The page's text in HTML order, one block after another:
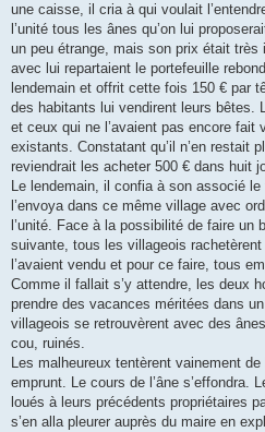
a
g
n
o
l
u
une caisse, il cria à qui voulait
l’unité tous les ânes qu’on lui
un peu étrange, mais son prix était
avec lui repartaient le portefeuille
lendemain et offrit cette fois 150 € par
des habitants lui vendirent leurs bêtes.
et ceux qui ne l’avaient pas encore fait
existants. Constatant qu’il n’en restait
reviendrait les acheter 500 € dans huit
Le lendemain, il confia à son associé le
l’envoya dans ce même village avec
l’unité. Face à la possibilité de faire un
suivante, tous les villageois
l’avaient vendu et pour ce faire, tous
Comme il fallait s’y attendre, les deux
prendre des vacances méritées dans
villageois se retrouvèrent avec des
cou, ruinés.
Les malheureux tentèrent vainement
emprunt. Le cours de l’âne s’effondra.
loués à leurs précédents propriétaires
s’en alla pleurer auprès du maire en